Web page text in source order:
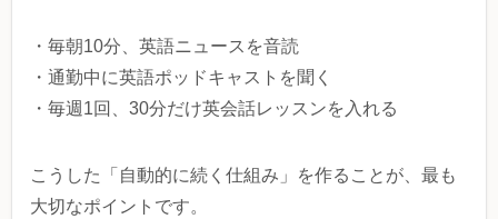
・毎朝10分、英語ニュースを音読
・通勤中に英語ポッドキャストを聞く
・毎週1回、30分だけ英会話レッスンを入れる
こうした「自動的に続く仕組み」を作ることが、最も
大切なポイントです。